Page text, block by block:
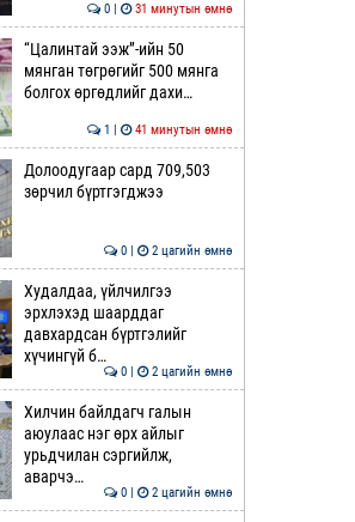
0 | 31 минутын өмнө
“Цалинтай ээж”-ийн 50
мянган төгрөгийг 500 мянга
болгох өргөдлийг дахи…
1 | 41 минутын өмнө
Долоодугаар сард 709,503
зөрчил бүртгэгджээ
0 | 2 цагийн өмнө
Худалдаа, үйлчилгээ
эрхлэхэд шаарддаг
давхардсан бүртгэлийг
хүчингүй б…
0 | 2 цагийн өмнө
Хилчин байлдагч галын
аюулаас нэг өрх айлыг
урьдчилан сэргийлж,
аварчэ…
0 | 2 цагийн өмнө